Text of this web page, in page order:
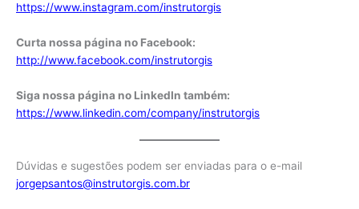
https://www.instagram.com/instrutorgis
Curta nossa página no Facebook:
http://www.facebook.com/instrutorgis
Siga nossa página no LinkedIn também:
https://www.linkedin.com/company/instrutorgis
Dúvidas e sugestões podem ser enviadas para o e-mail
jorgepsantos@instrutorgis.com.br